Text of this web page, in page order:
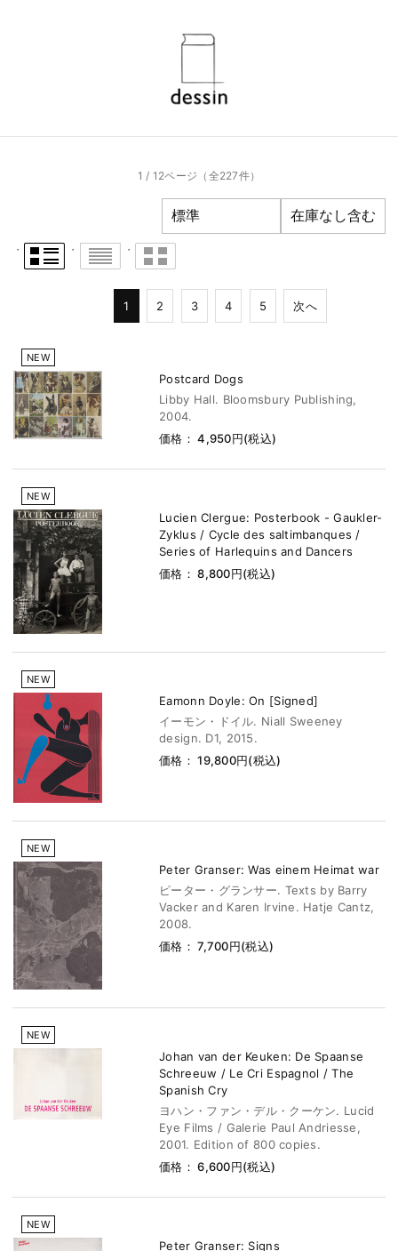
1 / 12ページ （全227件）
1 2 3 4 5 次へ
NEW
Postcard Dogs
Libby Hall. Bloomsbury Publishing,
2004.
価格： 4,950円(税込)
NEW
Lucien Clergue: Posterbook - Gaukler-
Zyklus / Cycle des saltimbanques /
Series of Harlequins and Dancers
価格： 8,800円(税込)
NEW
Eamonn Doyle: On [Signed]
イーモン・ドイル. Niall Sweeney
design. D1, 2015.
価格： 19,800円(税込)
NEW
Peter Granser: Was einem Heimat war
ピーター・グランサー. Texts by Barry
Vacker and Karen Irvine. Hatje Cantz,
2008.
価格： 7,700円(税込)
NEW
Johan van der Keuken: De Spaanse
Schreeuw / Le Cri Espagnol / The
Spanish Cry
ヨハン・ファン・デル・クーケン. Lucid
Eye Films / Galerie Paul Andriesse,
2001. Edition of 800 copies.
価格： 6,600円(税込)
NEW
Peter Granser: Signs